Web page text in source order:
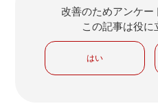
改善のためアンケー
この記事は役に
はい